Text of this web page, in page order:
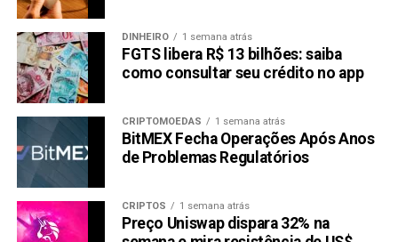
mais rapidamente uma espécie de problema matemático.
Quando isso acontece, um novo bloco de transacções é
acrescentado à cadeia de blocos já existente. E todos os
utilizadores assumem como fidedigna a cadeia mais
Este processo significa que não é preciso uma entidade
central a validar as transacções. Assim, qualquer pessoa
pode verificar toda a base de dados.
As emissões de bitcoins são feitas periodicamente, de
DINHEIRO 1 semana atrás
FGTS libera R$ 13 bilhões: saiba
como consultar seu crédito no app
CRIPTOMOEDAS 1 semana atrás
BitMEX Fecha Operações Após Anos
de Problemas Regulatórios
CRIPTOS 1 semana atrás
Preço Uniswap dispara 32% na